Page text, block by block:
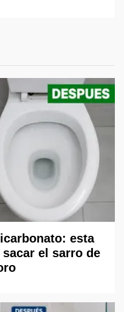
esta
el sarro de